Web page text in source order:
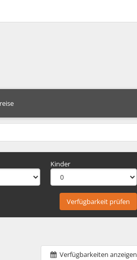
Kinder
Verfügbarkeit prüfen
Verfügbarkeiten anzeigen